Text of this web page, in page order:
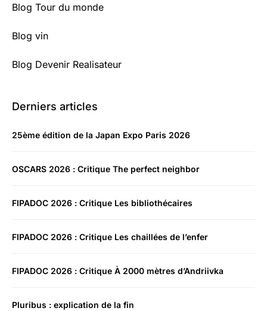
Blog Tour du monde
Blog vin
Blog Devenir Realisateur
Derniers articles
25ème édition de la Japan Expo Paris 2026
OSCARS 2026 : Critique The perfect neighbor
FIPADOC 2026 : Critique Les bibliothécaires
FIPADOC 2026 : Critique Les chaillées de l’enfer
FIPADOC 2026 : Critique À 2000 mètres d’Andriivka
Pluribus : explication de la fin